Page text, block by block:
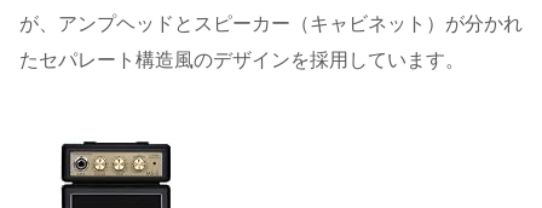
が、アンプヘッドとスピーカー（キャビネット）が分かれ
たセパレート構造風のデザインを採用しています。